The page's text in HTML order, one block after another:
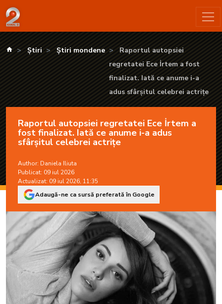
Raportul autopsiei regretatei Ece İrtem a fost finalizat. Iată
kanald.ro
Știri Știri mondene
Raportul autopsiei
regretatei Ece İrtem a fost
finalizat. Iată ce anume i-a
adus sfârșitul celebrei actrițe
Raportul autopsiei regretatei Ece İrtem a
fost finalizat. Iată ce anume i-a adus
sfârșitul celebrei actrițe
Author: Daniela Iliuta
Publicat: 09 iul 2026
Actualizat: 09 iul 2026, 11:35
Adaugă-ne ca sursă preferată în Google